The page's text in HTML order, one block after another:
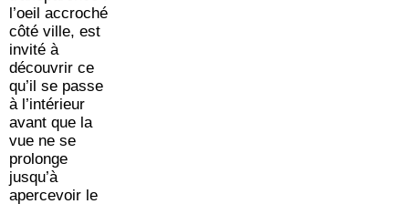
l’oeil accroché
côté ville, est
invité à
découvrir ce
qu’il se passe
à l’intérieur
avant que la
vue ne se
prolonge
jusqu’à
apercevoir le